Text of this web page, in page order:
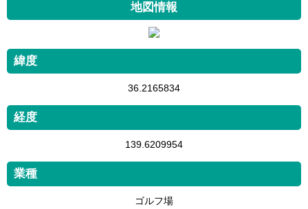
地図情報
緯度
36.2165834
経度
139.6209954
業種
ゴルフ場